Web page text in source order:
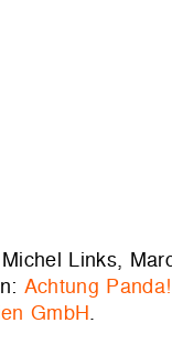
Links,
Achtung
GmbH.